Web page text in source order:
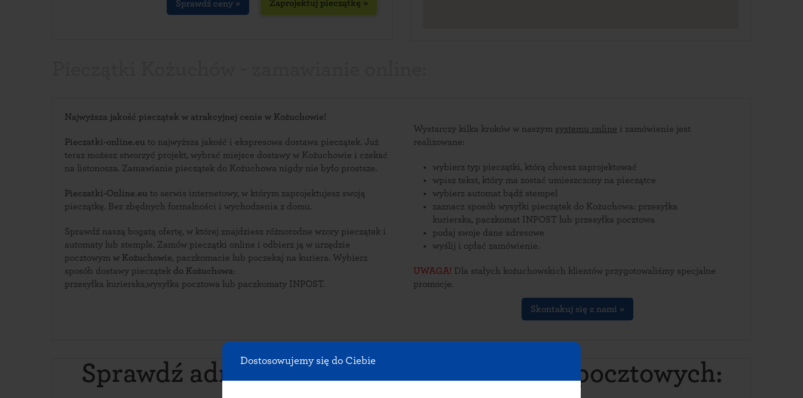
Dostosowujemy się do Ciebie
Zaprojektuj pieczątkę »
Sprawdź ceny »
Najwyższa jakość pieczątek w atrakcyjnej cenie w Kożuchowie!
Pieczatki-online.eu to najwyższa jakość i ekspresowa dostawa pieczątek. Już
teraz możesz stworzyć projekt, wybrać miejsce dostawy w Kożuchowie i czekać
na listonosza. Zamawianie pieczątek do Kożuchowa nigdy nie było prostsze.
Pieczatki-Online.eu
pieczątkę. Bez zbędnych formalności i wychodzenia z domu.
Sprawdź naszą bogatą ofertę, w której znajdziesz różnorodne wzory pieczątek i
automaty lub stemple. Zamów pieczątki online i odbierz ją w urzędzie
pocztowym w Kożuchowie, paczkomacie lub poczekaj na kuriera. Wybierz
sposób dostawy pieczątek do Kożuchowa:
przesyłka kurierska,wysyłka pocztowa lub paczkomaty INPOST.
Wystarczy kilka kroków w naszym systemu online i zamówienie jest
realizowane:
wybierz typ pieczątki, którą chcesz zaprojektować
wpisz tekst, który ma zostać umieszczony na pieczątce
wybierz automat bądź stempel
zaznacz sposób wysyłki pieczątek do Kożuchowa: przesyłka
kurierska, paczkomat INPOST lub przesyłka pocztowa
podaj swoje dane adresowe
wyślij i opłać zamówienie.
UWAGA! Dla stałych kożuchowskich klientów przygotowaliśmy specjalne
promocje.
Skontakuj się z nami »
Sprawdź adresykożuchowskich urzędów pocztowych: